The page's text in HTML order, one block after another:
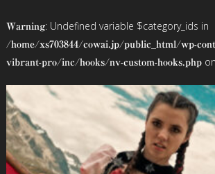
ゲ
ー
シ
ョ
ン
Warning: Undefined variable $category_ids in
/home/xs703844/cowai.jp/public_html/wp-
vibrant-pro/inc/hooks/nv-custom-hooks.php